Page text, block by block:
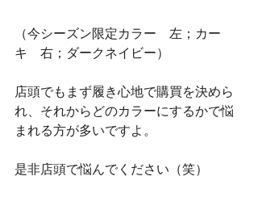
（今シーズン限定カラー　左；カー
キ　右；ダークネイビー）
店頭でもまず履き心地で購買を決めら
れ、それからどのカラーにするかで悩
まれる方が多いですよ。
是非店頭で悩んでください（笑）